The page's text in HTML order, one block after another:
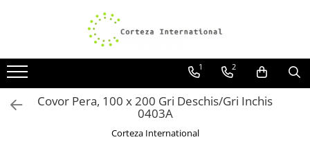
Covoare Moderne
Covoare Antiderapante si lavabile
Traverse antiderapante
Traverse covoare
1 2
Covor Pera, 100 x 200 Gri Deschis/Gri Inchis
0403A
Corteza International